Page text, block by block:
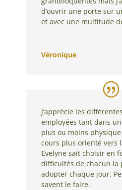
d’ouvrir une porte sur
et avec une multitude
Véronique
J’apprécie les
employées tant dans
plus ou moins
cours plus orienté vers
Evelyne sait choisir en
difficultés de chacun la
adopter chaque jour.
savent le faire.